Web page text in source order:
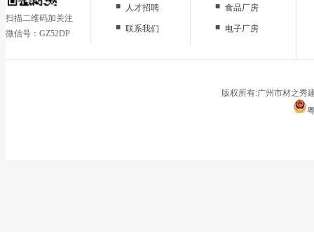
扫描二维码加关注
微信号：GZ52DP
■
人才招聘
■ 联系我们
■ 食品厂房
■ 电子厂房
停车场
版权所有:广州市材之